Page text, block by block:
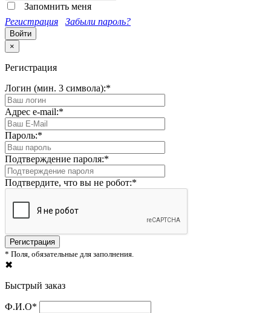
Запомнить меня
Регистрация
Забыли пароль?
×
Регистрация
Логин (мин. 3 символа):*
Адрес e-mail:*
Пароль:*
Подтверждение пароля:*
Подтвердите, что вы не робот:*
* Поля, обязательные для заполнения.
✖
Быстрый заказ
Ф.И.О*